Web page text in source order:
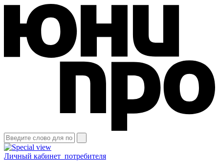
Личный кабинет потребителя